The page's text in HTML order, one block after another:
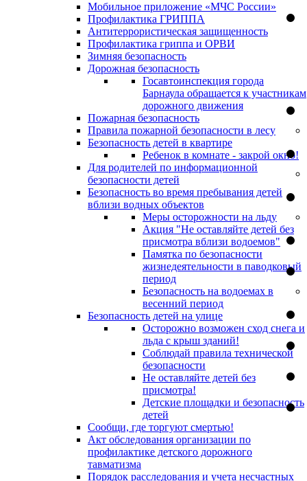
Мобильное приложение «МЧС России»
Профилактика ГРИППА
Антитеррористическая защищенность
Профилактика гриппа и ОРВИ
Зимняя безопасность
Дорожная безопасность
Госавтоинспекция города
Барнаула обращается к участникам
дорожного движения
Пожарная безопасность
Правила пожарной безопасности в лесу
Безопасность детей в квартире
Ребенок в комнате - закрой окно!
Для родителей по информационной
безопасности детей
Безопасность во время пребывания детей
вблизи водных объектов
Меры осторожности на льду
Акция "Не оставляйте детей без
присмотра вблизи водоемов"
Памятка по безопасности
жизнедеятельности в паводковый
период
Безопасность на водоемах в
весенний период
Безопасность детей на улице
Осторожно возможен сход снега и
льда с крыш зданий!
Соблюдай правила технической
безопасности
Не оставляйте детей без
присмотра!
Детские площадки и безопасность
детей
Сообщи, где торгуют смертью!
Акт обследования организации по
профилактике детского дорожного
тавматизма
Порядок расследования и учета несчастных